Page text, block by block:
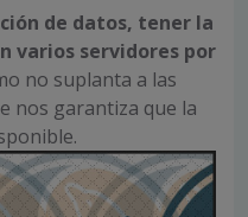
de datos, tener la
varios servidores por
no suplanta a las
nos garantiza que la